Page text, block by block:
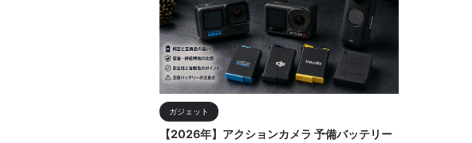
ガジェット
【2026年】アクションカメラ 予備バッテリー